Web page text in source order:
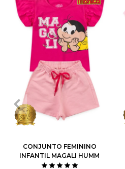
1 6
CONJUNTO FEMININO
INFANTIL MAGALI HUMM
AMO MELANCIA- TURMA